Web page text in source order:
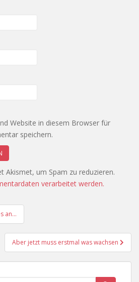
Website in diesem Browser für
speichern.
Akismet, um Spam zu reduzieren.
verarbeitet werden.
an…
Aber jetzt muss erstmal was wachsen